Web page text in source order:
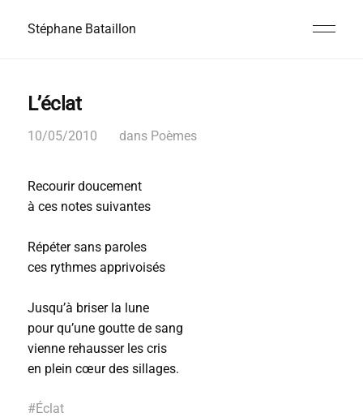
Stéphane Bataillon
L’éclat
10/05/2010 dans Poèmes
Recourir doucement
à ces notes suivantes
Répéter sans paroles
ces rythmes apprivoisés
Jusqu’à briser la lune
pour qu’une goutte de sang
vienne rehausser les cris
en plein cœur des sillages.
#Éclat